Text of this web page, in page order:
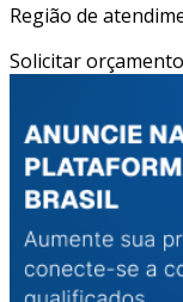
Região de
Solicitar orçamento